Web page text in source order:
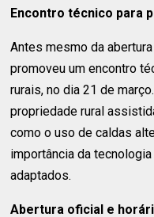
Encontro técnico para
Antes mesmo da
promoveu um encontro
rurais, no dia 21 de
propriedade rural
como o uso de caldas
importância da
adaptados.
Abertura oficial e